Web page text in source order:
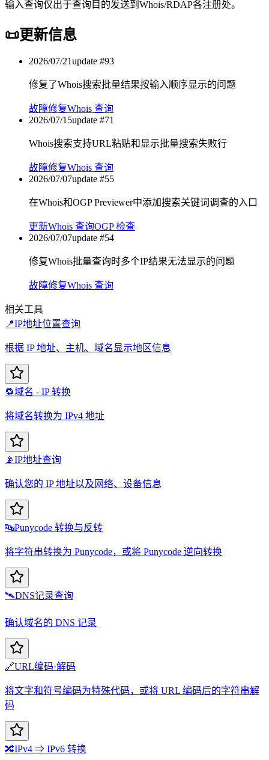
输入查询仅出于查询目的发送到Whois/RDAP各注册处。
📜更新信息
2026/07/21update #93
修复了Whois搜索批量结果按输入顺序显示的问题
故障修复Whois 查询
2026/07/15update #71
Whois搜索支持URL粘贴和显示批量搜索失败行
故障修复Whois 查询
2026/07/07update #55
在Whois和OGP Previewer中添加搜索关键词调查的入口
更新Whois 查询OGP 检查
2026/07/07update #54
修复Whois批量查询时多个IP结果无法显示的问题
故障修复Whois 查询
相关工具
📍IP地址位置查询
根据 IP 地址、主机、域名显示地区信息
🔁域名 - IP 转换
将域名转换为 IPv4 地址
📡IP地址查询
确认您的 IP 地址以及网络、设备信息
🔤Punycode 转换与反转
将字符串转换为 Punycode，或将 Punycode 逆向转换
🛰️DNS记录查询
确认域名的 DNS 记录
🔗URL编码·解码
将文字和符号编码为特殊代码，或将 URL 编码后的字符串解
码
🔀IPv4 ⇒ IPv6 转换